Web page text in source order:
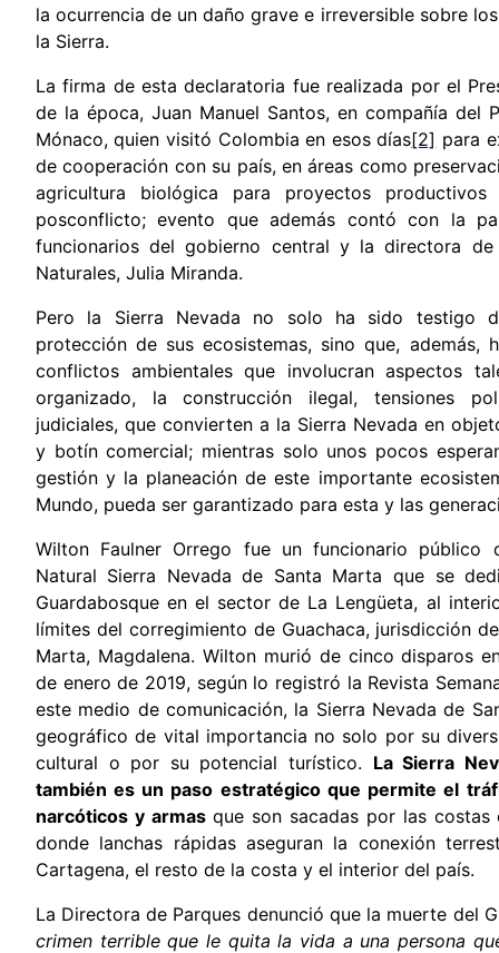
la ocurrencia de un daño grave e irreversible sobre
la Sierra.
La firma de esta declaratoria fue realizada por el
de la época, Juan Manuel Santos, en compañía del
Mónaco, quien visitó Colombia en esos días[2] para
de cooperación con su país, en áreas como
agricultura biológica para proyectos
posconflicto; evento que además contó con la
funcionarios del gobierno central y la directora de
Naturales, Julia Miranda.
Pero la Sierra Nevada no solo ha sido testigo
protección de sus ecosistemas, sino que, además,
conflictos ambientales que involucran aspectos
organizado, la construcción ilegal, tensiones
judiciales, que convierten a la Sierra Nevada en
y botín comercial; mientras solo unos pocos
gestión y la planeación de este importante
Mundo, pueda ser garantizado para esta y las
Wilton Faulner Orrego fue un funcionario público
Natural Sierra Nevada de Santa Marta que se
Guardabosque en el sector de La Lengüeta, al
límites del corregimiento de Guachaca, jurisdicción
Marta, Magdalena. Wilton murió de cinco disparos
de enero de 2019, según lo registró la Revista
este medio de comunicación, la Sierra Nevada de
geográfico de vital importancia no solo por su
cultural o por su potencial turístico. La Sierra
también es un paso estratégico que permite el
narcóticos y armasque son sacadas por las costas
donde lanchas rápidas aseguran la conexión
Cartagena, el resto de la costa y el interior del país.
La Directora de Parques denunció que la muerte del
crimen terrible que le quita la vida a una persona